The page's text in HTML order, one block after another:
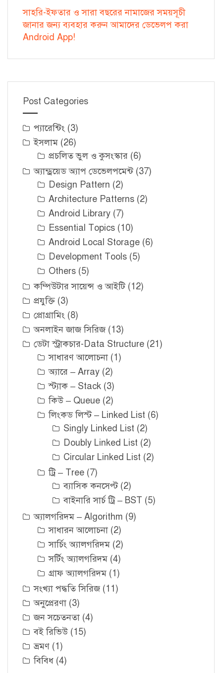
সাহরি-ইফতার ও সারা বছরের নামাজের সময়সূচী
জানার জন্য ব্যবহার করুন আমাদের ডেভেলপ করা
Android App!
Post Categories
প্যারেন্টিং (3)
ইসলাম (26)
প্রচলিত ভুল ও কুসংস্কার (6)
অ্যান্ড্রয়েড অ্যাপ ডেভেলপমেন্ট(37)
Design Pattern (2)
Architecture Patterns (2)
Android Library (7)
Essential Topics (10)
Android Local Storage (6)
Development Tools (5)
Others (5)
কম্পিউটার সায়েন্স ও আইটি(12)
প্রযুক্তি (3)
প্রোগ্রামিং (8)
অনলাইন জাজ সিরিজ (13)
ডেটা স্ট্রাকচার-Data Structure (21)
সাধারণ আলোচনা (1)
অ্যারে – Array (2)
স্ট্যাক – Stack (3)
কিউ – Queue (2)
লিংকড লিস্ট – Linked List (6)
Singly Linked List (2)
Doubly Linked List (2)
Circular Linked List (2)
ট্রি – Tree (7)
ব্যাসিক কনসেপ্ট(2)
বাইনারি সার্চ ট্রি – BST (5)
অ্যালগরিদম – Algorithm (9)
সাধারন আলোচনা (2)
সার্চিং অ্যালগরিদম (2)
সর্টিং অ্যালগরিদম (4)
গ্রাফ অ্যালগরিদম (1)
সংখ্যা পদ্ধতি সিরিজ (11)
অনুপ্রেরণা (3)
জন সচেতনতা (4)
বই রিভিউ (15)
ভ্রমণ (1)
বিবিধ (4)